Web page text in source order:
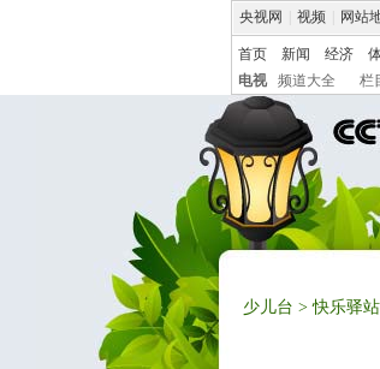
央视网 视频 网站
首页 新闻 经济
电视
频道大全 栏
少儿台 >快乐驿站